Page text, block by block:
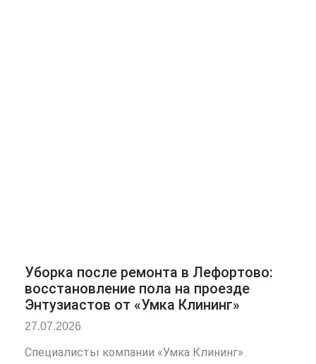
Уборка после ремонта в Лефортово:
восстановление пола на проезде
Энтузиастов от «Умка Клининг»
27.07.2026
Специалисты компании «Умка Клининг»